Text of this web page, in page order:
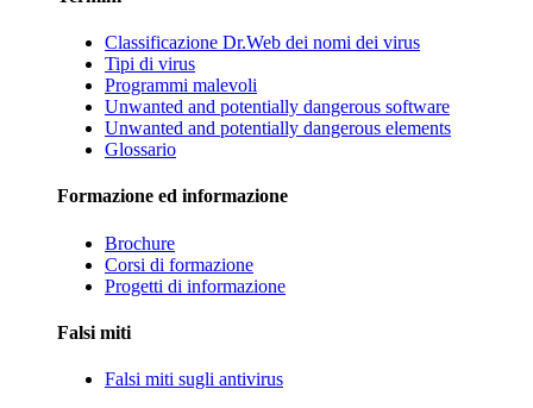
Classificazione Dr.Web dei nomi dei virus
Tipi di virus
Programmi malevoli
Unwanted and potentially dangerous software
Unwanted and potentially dangerous elements
Glossario
Formazione ed informazione
Brochure
Corsi di formazione
Progetti di informazione
Falsi miti
Falsi miti sugli antivirus